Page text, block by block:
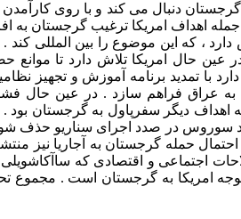
دنبال می کند و با روی کارآمدن
اهداف امریکا ترغیب گرجستان به
، که این موضوع را بین المللی کند .
حال امریکا تلاش دارد تا موانع
با تمدید برنامه آموزش و تجهیز
به عراق فراهم سازد . در عین
دیگر سفرپاول به گرجستان بود .
در صدد اجرای سناریو حذف
حمله گرجستان به آجاریا نیز
اجتماعی و اقتصادی که ساآکاشویلی
امریکا به گرجستان است . مجموع